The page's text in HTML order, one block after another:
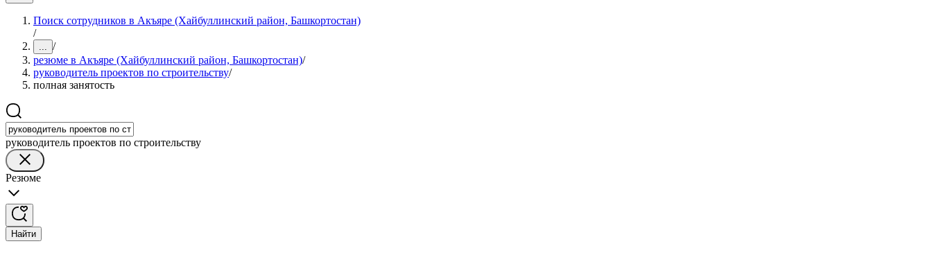
Поиск сотрудников в Акъяре (Хайбуллинский район, Башкортостан)
/
... /
резюме в Акъяре (Хайбуллинский район, Башкортостан)/
руководитель проектов по строительству/
полная занятость
руководитель проектов по строительству
Резюме
Найти